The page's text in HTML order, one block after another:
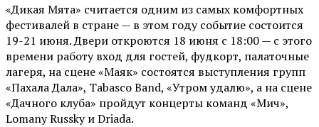
«Дикая Мята» считается одним из самых комфортных
фестивалей в стране — в этом году событие состоится
19-21 июня. Двери откроются 18 июня с 18:00 — с этого
времени работу вход для гостей, фудкорт, палаточные
лагеря, на сцене «Маяк» состоятся выступления групп
«Пахала Дала», Tabasco Band, «Утром удалю», а на сцене
«Дачного клуба» пройдут концерты команд «Мич»,
Lomany Russky и Driada.